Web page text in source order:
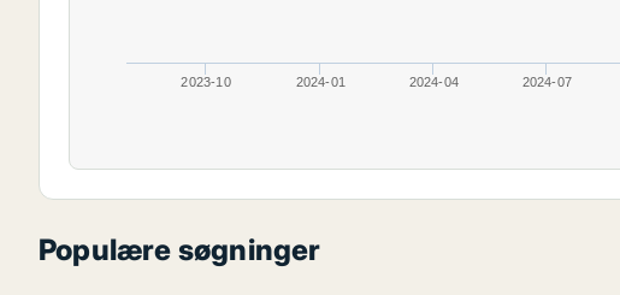
2023-10 2024-01 2024-04 2024-07
Populære søgninger